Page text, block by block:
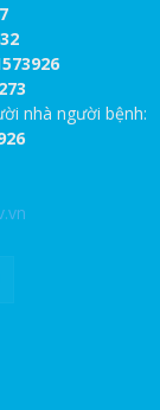
nhà người bệnh: